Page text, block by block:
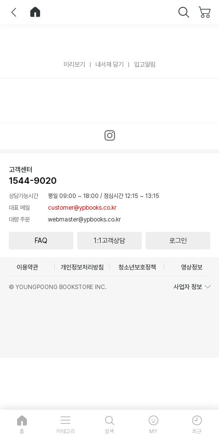
미리보기 내서재 담기 입고알림
고객센터
1544-9020
상담가능시간 평일 09:00 ~ 18:00 / 점심시간 12:15 ~ 13:15
대표 메일
customer@ypbooks.co.kr
대량 주문
webmaster@ypbooks.co.kr
FAQ 1:1고객상담 로그인
이용약관 개인정보처리방침 청소년보호정책 영상정보
© YOUNGPOONG BOOKSTORE INC. 사업자 정보
홈 카테고리 검색 MY 최근